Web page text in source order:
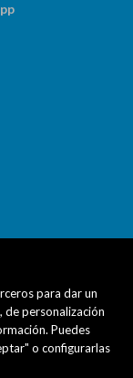
para dar un
de personalización
Puedes
o configurarlas